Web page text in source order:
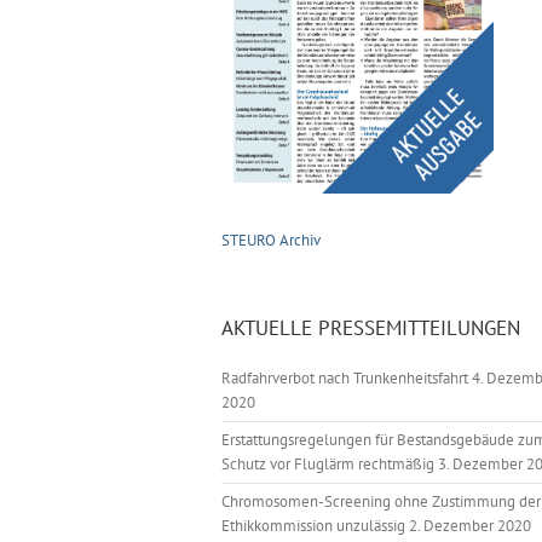
STEURO Archiv
AKTUELLE PRESSEMITTEILUNGEN
Radfahrverbot nach Trunkenheitsfahrt4.
2020
Erstattungsregelungen für Bestandsgebäude
Schutz vor Fluglärm rechtmäßig 3. Dezember
Chromosomen-Screening ohne Zustimmung der
Ethikkommission unzulässig 2. Dezember 2020